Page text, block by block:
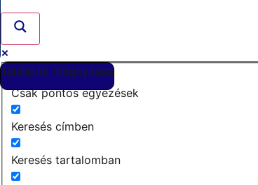
Találatok megnyitása
Csak pontos egyezések
Keresés címben
Keresés tartalomban